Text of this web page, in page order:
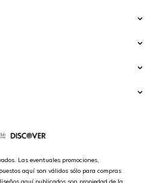
Las eventuales promociones,
aquí son válidos sólo para compras